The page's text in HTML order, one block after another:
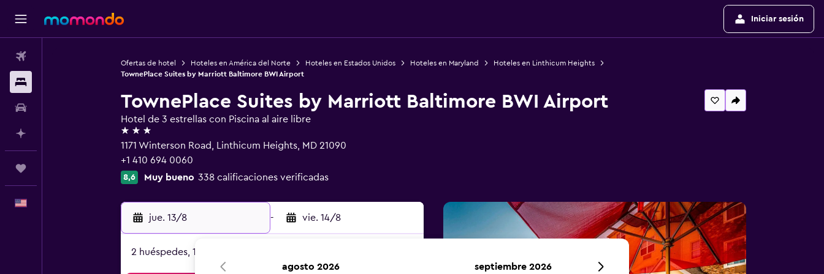
Iniciar sesión
Ofertas de hotel Hoteles en América del Norte Hoteles en Estados Unidos Hoteles en Maryland
Hoteles en Linthicum Heights
TownePlace Suites by Marriott Baltimore BWI Airport
TownePlace Suites by Marriott Baltimore BWI Airport
Hotel de 3 estrellas con Piscina al aire libre
3 estrellas
1171 Winterson Road, Linthicum Heights, MD 21090
+1 410 694 0060
8,6 Muy bueno 338 calificaciones verificadas
jue. 13/8 - vie. 14/8
2 huéspedes, 1 habitación
agosto 2026 septiembre 2026